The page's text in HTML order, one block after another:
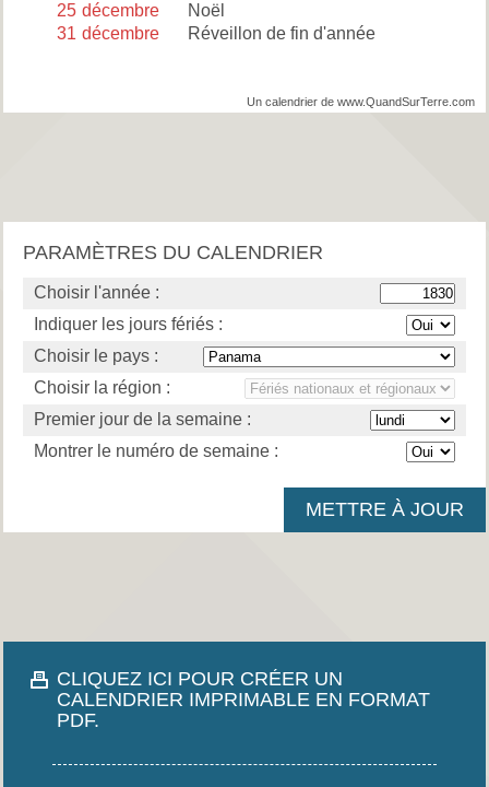
25 décembre
Noël
31 décembre Réveillon de fin d'année
Un calendrier de www.QuandSurTerre.com
PARAMÈTRES DU CALENDRIER
Choisir l'année :
Indiquer les jours fériés :
Choisir le pays :
Choisir la région :
Premier jour de la semaine :
Montrer le numéro de semaine :
CLIQUEZ ICI POUR CRÉER UN
CALENDRIER IMPRIMABLE EN FORMAT
PDF.